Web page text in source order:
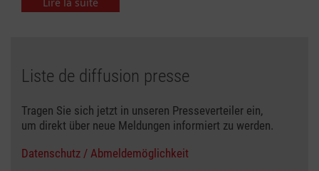
Liste de diffusion presse
Tragen Sie sich jetzt in unseren Presseverteiler ein,
um direkt über neue Meldungen informiert zu werden.
Datenschutz / Abmeldemöglichkeit